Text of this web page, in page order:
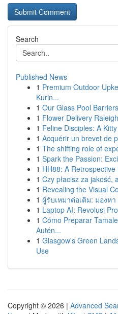
Search
Published News
1 Premium Outdoor
Kurin...
1 Our Glass Pool
1 Flower Delivery
1 Feline Disciples: A
1 Acquérir un brevet de
1 The shifting role of
1 Spark the Passion:
1 HH88: A Retrospective
1 Czy płacisz za jakość,
1 Revealing the Visual
1 ผู้รับเหมาต่อเติม: มองห
1 Laptop AI: Revolusi
1 Cómo Preparar
Autén...
1 Glasgow's Green
Use
Copyright © 2026 | Advanced